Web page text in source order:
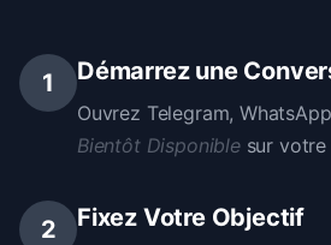
1 Démarrez une
Ouvrez Telegram,
Bientôt Disponiblesur votre
2 Fixez Votre Objectif